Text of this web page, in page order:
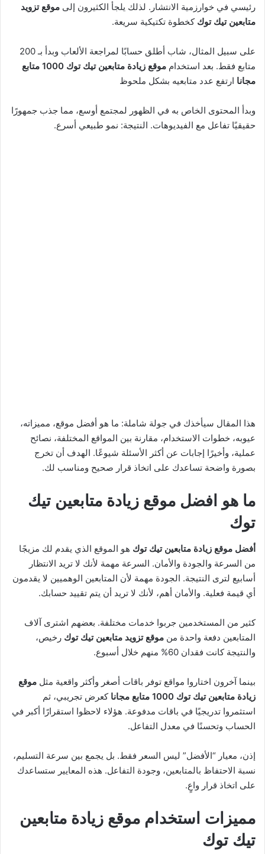
رئيسي في خوارزمية الانتشار. لذلك يلجأ الكثيرون إلى موقع تزويد
متابعين تيك توك كخطوة تكتيكية سريعة.
على سبيل المثال، شاب أطلق حسابًا لمراجعة الألعاب وبدأ بـ 200
متابع فقط. بعد استخدام
موقع زيادة متابعين تيك توك 1000 متابع
مجانا ارتفع عدد متابعيه بشكل ملحوظ
وبدأ المحتوى الخاص به في الظهور لمجتمع أوسع، مما جذب جمهورًا
حقيقيًا تفاعل مع الفيديوهات. النتيجة: نمو طبيعي أسرع.
هذا المقال سيأخذك في جولة شاملة: ما هو أفضل موقع، مميزاته،
عيوبه، خطوات الاستخدام، مقارنة بين المواقع المختلفة، نصائح
عملية، وأخيرًا إجابات عن أكثر الأسئلة شيوعًا. الهدف أن تخرج
بصورة واضحة تساعدك على اتخاذ قرار صحيح ومناسب لك.
ما هو افضل موقع زيادة متابعين تيك
توك
أفضل موقع زيادة متابعين تيك توك هو الموقع الذي يقدم لك مزيجًا
من السرعة والجودة والأمان. السرعة مهمة لأنك لا تريد الانتظار
أسابيع لترى النتيجة. الجودة مهمة لأن المتابعين الوهميين لا يقدمون
أي قيمة فعلية. والأمان أهم، لأنك لا تريد أن يتم تقييد حسابك.
كثير من المستخدمين جربوا خدمات مختلفة. بعضهم اشترى آلاف
المتابعين دفعة واحدة من موقع تزويد متابعين تيك توك رخيص،
والنتيجة كانت فقدان 60% منهم خلال أسبوع.
بينما آخرون اختاروا مواقع توفر باقات أصغر وأكثر واقعية مثل موقع
زيادة متابعين تيك توك 1000 متابع مجانا
كعرض تجريبي، ثم
استثمروا تدريجيًا في باقات مدفوعة. هؤلاء لاحظوا استقرارًا أكبر في
الحساب وتحسنًا في معدل التفاعل.
إذن، معيار “الأفضل” ليس السعر فقط. بل يجمع بين سرعة التسليم،
نسبة الاحتفاظ بالمتابعين، وجودة التفاعل. هذه المعايير ستساعدك
على اتخاذ قرار واعٍ.
مميزات استخدام موقع زيادة متابعين
تيك توك